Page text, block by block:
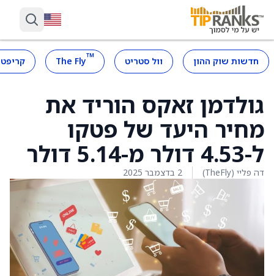
חדשות שוק ההון וול סטריט ™
The Fly
גולדמן זאקס הוריד את
מחיר היעד של פטקו
ל-4.53 דולר מ-5.14 דולר
דה פליי (TheFly) 2 בדצמבר 2025